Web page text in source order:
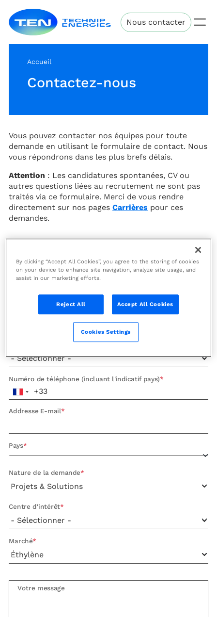
contenu
principal
Technip
EnergiesNous contacter
Accueil
Contactez-nous
Vous pouvez contacter nos équipes pour toute
demande en utilisant le formulaire de contact. Nous
vous répondrons dans les plus brefs délais.
Attention : Les candidatures spontanées, CV ou
autres questions liées au recrutement ne sont pas
traités via ce formulaire. Merci de vous rendre
directement sur nos pages Carrières pour ces
demandes.
Prénom
Nom
Numéro de téléphone (incluant l'indicatif pays)
Addresse E-mail
Pays
Nature de la demande
Centre d'intérêt
Marché
Votre message
By clicking “Accept All Cookies”, you agree to the storing of cookies
on your device to enhance site navigation, analyze site usage, and
assist in our marketing efforts.
Reject All Accept All Cookies
Cookies Settings